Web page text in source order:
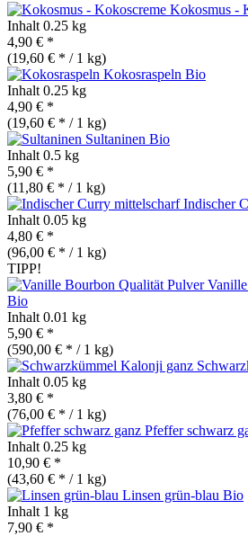
Kokosmus -
Inhalt 0.25 kg
4,90 € *
(19,60 € * / 1 kg)
Kokosraspeln Bio
Inhalt 0.25 kg
4,90 € *
(19,60 € * / 1 kg)
Sultaninen Bio
Inhalt 0.5 kg
5,90 € *
(11,80 € * / 1 kg)
Indischer
Inhalt 0.05 kg
4,80 € *
(96,00 € * / 1 kg)
TIPP!
Bio
Inhalt 0.01 kg
5,90 € *
(590,00 € * / 1 kg)
Inhalt 0.05 kg
3,80 € *
(76,00 € * / 1 kg)
Pfeffer schwarz
Inhalt 0.25 kg
10,90 € *
(43,60 € * / 1 kg)
Linsen grün-blau Bio
Inhalt 1 kg
7,90 € *